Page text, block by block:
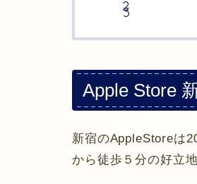
Apple Store
新宿のAppleStoreは
から徒歩５分の好立